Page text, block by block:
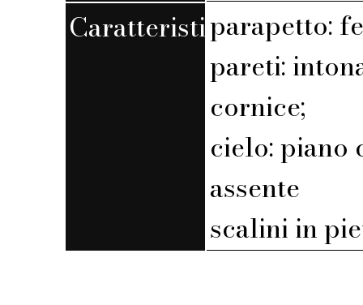
Caratteristicheparapetto:
pareti:
cornice;
cielo: piano
assente
scalini in